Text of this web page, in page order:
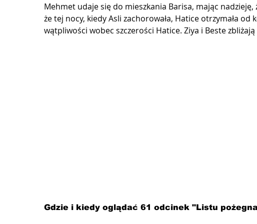
Mehmet udaje się do mieszkania Barisa, mając
że tej nocy, kiedy Asli zachorowała, Hatice otrzymała
wątpliwości wobec szczerości Hatice. Ziya i Beste
Gdzie i kiedy oglądać 61 odcinek "Listu